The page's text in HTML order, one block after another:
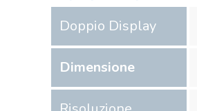
Doppio Display
Dimensione